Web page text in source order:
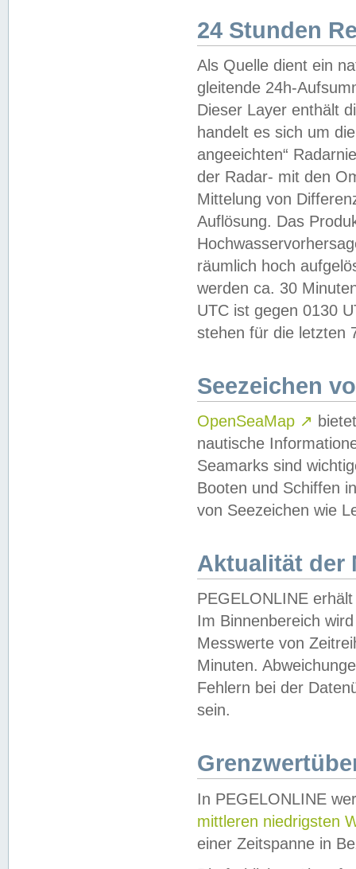
24 Stunden
Als Quelle dient ein
gleitende 24h-
Dieser Layer enthält
handelt es sich um
angeeichten“
der Radar- mit den
Mittelung von
Auflösung. Das
räumlich hoch
werden ca. 30
UTC ist gegen 0130
stehen für die letzten
Seezeichen
OpenSeaMap ↗
nautische
Seamarks sind
Booten und Schiffen
von Seezeichen wie
Aktualität der
PEGELONLINE
Im Binnenbereich
Messwerte von
Minuten.
Fehlern bei der
sein.
In PEGELONLINE
mittleren niedrigsten
einer Zeitspanne in